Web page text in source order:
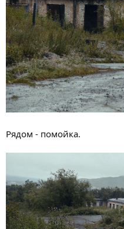
Рядом - помойка.